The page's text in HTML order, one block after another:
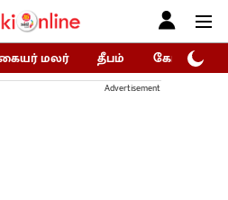
மலர் தீபம் கோகுலம்/
Advertisement